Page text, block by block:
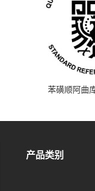
苯磺顺阿曲
产品类别